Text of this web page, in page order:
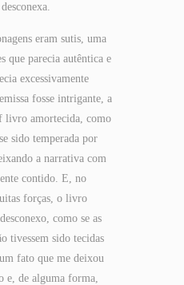
eram sutis, uma
que parecia autêntica e
excessivamente
fosse intrigante, a
livro amortecida, como
sido temperada por
a narrativa com
contido. E, no
forças, o livro
como se as
tivessem sido tecidas
fato que me deixou
e, de alguma forma,